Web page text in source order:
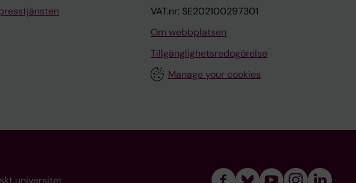
VAT.nr: SE202100297301
Om webbplatsen
Tillgänglighetsredogörelse
Manage your cookies
universitet